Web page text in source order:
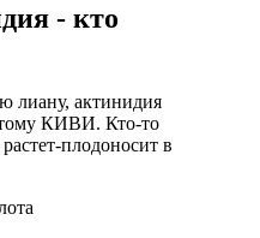
- кто
лиану, актинидия
КИВИ. Кто-то
плодоносит в